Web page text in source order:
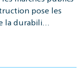
pose les
la durabili…